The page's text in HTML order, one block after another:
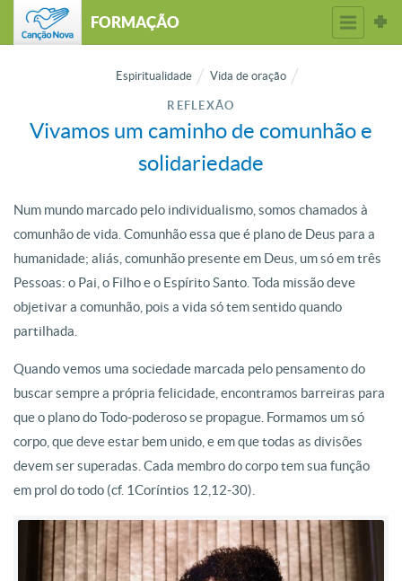
FORMAÇÃO
Espiritualidade Vida de oração
REFLEXÃO
Vivamos um caminho de comunhão e
solidariedade
Num mundo marcado pelo individualismo, somos chamados à
comunhão de vida. Comunhão essa que é plano de Deus para a
humanidade; aliás, comunhão presente em Deus, um só em três
Pessoas: o Pai, o Filho e o Espírito Santo. Toda missão deve
objetivar a comunhão, pois a vida só tem sentido quando
partilhada.
Quando vemos uma sociedade marcada pelo pensamento do
buscar sempre a própria felicidade, encontramos barreiras para
que o plano do Todo-poderoso se propague. Formamos um só
corpo, que deve estar bem unido, e em que todas as divisões
devem ser superadas. Cada membro do corpo tem sua função
em prol do todo (cf. 1Coríntios 12,12-30).